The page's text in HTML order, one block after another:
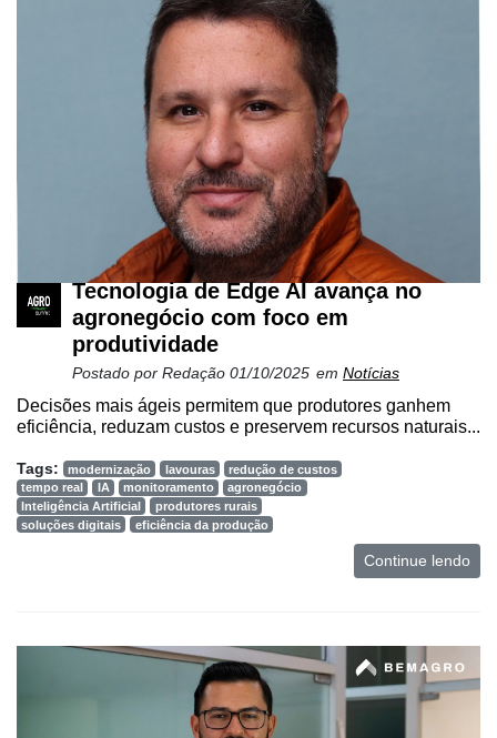
Tecnologia de Edge AI avança no
agronegócio com foco em
produtividade
Postado por Redação 01/10/2025 em Notícias
Decisões mais ágeis permitem que produtores ganhem
eficiência, reduzam custos e preservem recursos naturais...
Tags: modernização lavouras
redução de custos
tempo real
IA monitoramento
agronegócio
Inteligência Artificial
produtores rurais
soluções digitais
eficiência da produção
Continue lendo